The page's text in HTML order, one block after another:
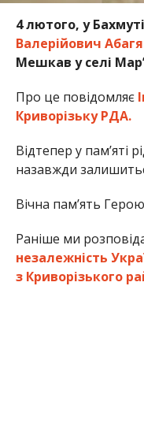
4 лютого, у
Валерійович
Мешкав у селі
Про це повідомляє
Криворізьку РДА.
Відтепер у пам’яті
назавжди
Вічна пам’ять
Раніше ми
незалежність
з Криворізького